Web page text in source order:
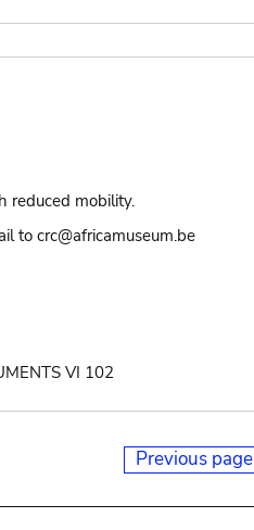
reduced mobility.
to crc@africamuseum.be
VI 102
Previous page